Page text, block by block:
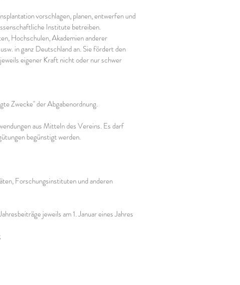
vorschlagen, planen, entwerfen und
Institute betreiben.
Hochschulen, Akademien anderer
in ganz Deutschland an. Sie fördert den
eigener Kraft nicht oder nur schwer
Zwecke" der Abgabenordnung.
aus Mitteln des Vereins. Es darf
begünstigt werden.
Forschungsinstituten und anderen
jeweils am 1. Januar eines Jahres